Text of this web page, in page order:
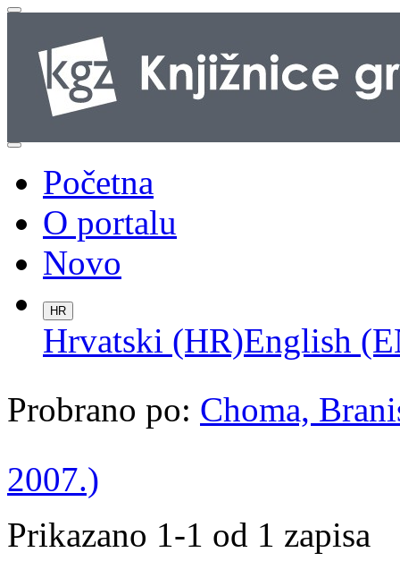
Početna
O portalu
Novo
HR
Hrvatski (HR)English
Probrano po: Choma,
2007.)
Prikazano 1-1 od 1 zapisa